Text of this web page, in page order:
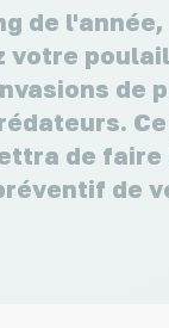
de l'année,
votre
de
de faire
de